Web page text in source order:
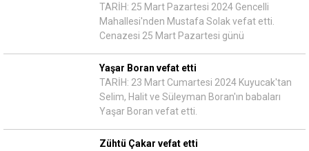
TARİH: 25 Mart Pazartesi 2024 Gencelli
Mahallesi'nden Mustafa Solak vefat etti.
Cenazesi 25 Mart Pazartesi günü
Yaşar Boran vefat etti
TARİH: 23 Mart Cumartesi 2024 Kuyucak'tan
Selim, Halit ve Süleyman Boran'ın babaları
Yaşar Boran vefat etti.
Zühtü Çakar vefat etti